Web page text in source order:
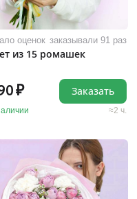
оценок заказывали 91 раз
из 15 ромашек
2 ч.
Заказать